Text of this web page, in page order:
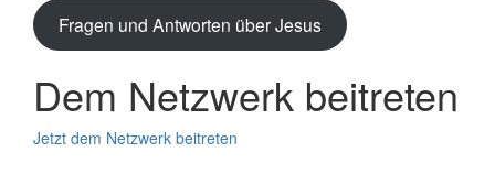
Fragen und Antworten über Jesus
Dem Netzwerk beitreten
Jetzt dem Netzwerk beitreten